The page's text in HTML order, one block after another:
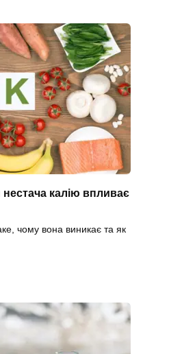
нестача калію впливає
чому вона виникає та як